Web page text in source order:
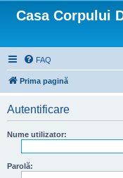
Casa Corpului
FAQ
Prima pagină
Autentificare
Nume utilizator:
Parolă: